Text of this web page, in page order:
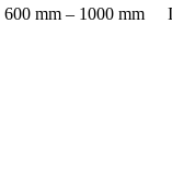
600 mm – 1000 mm